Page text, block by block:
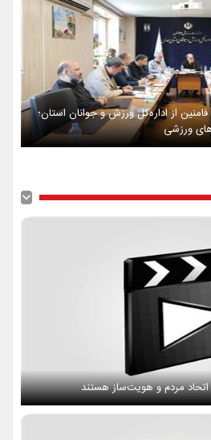
از اداره‌کل ورزش و جوانان استان؛
ورزشی
مردم و هویت‌ساز هستند